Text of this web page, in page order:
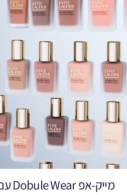
מייק-אפ Dobule Wear עם הפורמולה החדשה